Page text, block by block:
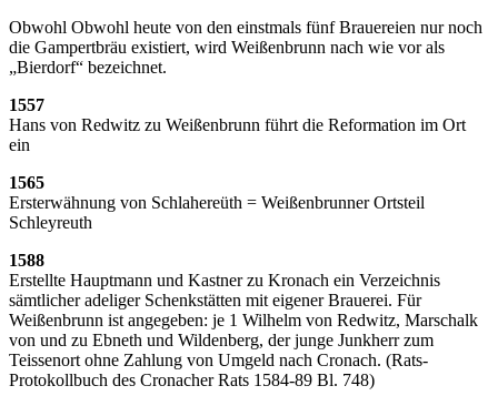
Obwohl Obwohl heute von den einstmals fünf Brauereien nur noch
die Gampertbräu existiert, wird Weißenbrunn nach wie vor als
„Bierdorf“ bezeichnet.
1557
Hans von Redwitz zu Weißenbrunn führt die Reformation im Ort
ein
1565
Ersterwähnung von Schlahereüth = Weißenbrunner Ortsteil
Schleyreuth
1588
Erstellte Hauptmann und Kastner zu Kronach ein Verzeichnis
sämtlicher adeliger Schenkstätten mit eigener Brauerei. Für
Weißenbrunn ist angegeben: je 1 Wilhelm von Redwitz, Marschalk
von und zu Ebneth und Wildenberg, der junge Junkherr zum
Teissenort ohne Zahlung von Umgeld nach Cronach. (Rats-
Protokollbuch des Cronacher Rats 1584-89 Bl. 748)